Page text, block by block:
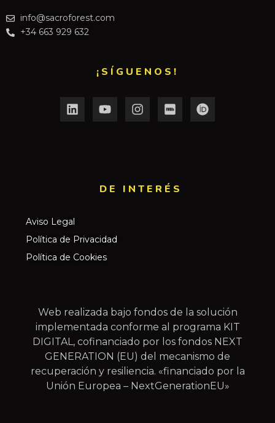
info@sacroforest.com
+34 663 929 632
¡SÍGUENOS!
DE INTERÉS​
Aviso Legal
Política de Privacidad
Política de Cookies
Web realizada bajo fondos de la solución
implementada conforme al programa KIT
DIGITAL, cofinanciado por los fondos NEXT
GENERATION (EU) del mecanismo de
recuperación y resiliencia. «financiado por la
Unión Europea – NextGenerationEU»